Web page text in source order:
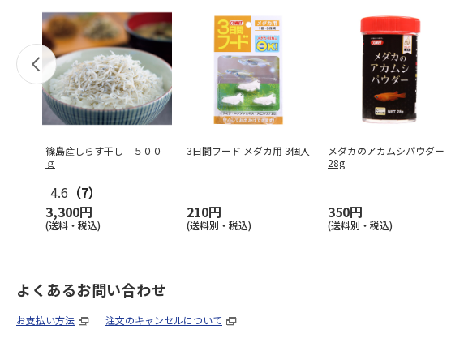
篠島産しらす干し ５００
ｇ
4.6 （7）
3,300円
(送料・税込)
3日間フード メダカ用 3個入
210円
(送料別・税込)
メダカのアカムシパウダー
28g
350円
(送料別・税込)
よくあるお問い合わせ
お支払い方法 注文のキャンセルについて